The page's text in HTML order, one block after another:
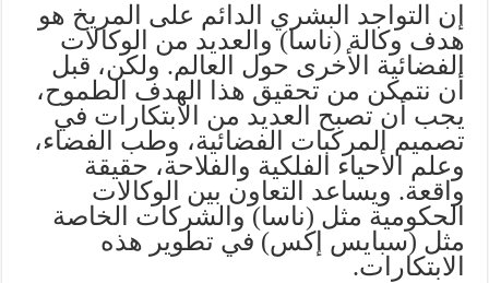
إن التواجد البشري الدائم على المريخ هو
هدف وكالة (ناسا) والعديد من الوكالات
الفضائية الأخرى حول العالم. ولكن، قبل
أن نتمكن من تحقيق هذا الهدف الطموح،
يجب أن تصبح العديد من الابتكارات في
تصميم المركبات الفضائية، وطب الفضاء،
وعلم الأحياء الفلكية والفلاحة، حقيقة
واقعة. ويساعد التعاون بين الوكالات
الحكومية مثل (ناسا) والشركات الخاصة
مثل (سبايس إكس) في تطوير هذه
الابتكارات.